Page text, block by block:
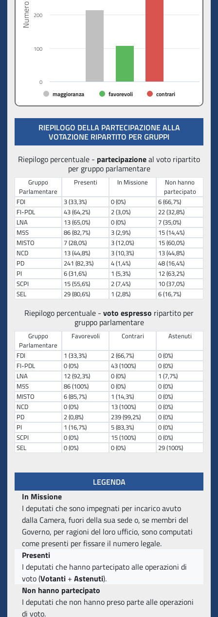
Numero
maggioranza favorevoli contrari
0
100
200
RIEPILOGO DELLA PARTECIPAZIONE ALLA
VOTAZIONE RIPARTITO PER GRUPPI
Riepilogo percentuale - partecipazioneal voto ripartito
per gruppo parlamentare
Gruppo
Parlamentare
Presenti In Missione
Non hanno
partecipato
FDI
3 (33,3%) 0 (0%)
6 (66,7%)
FI-PDL
43 (64,2%) 2 (3,0%)
22 (32,8%)
LNA
13 (65,0%) 0 (0%)
7 (35,0%)
M5S
86 (82,7%) 3 (2,9%)
15 (14,4%)
MISTO
7 (28,0%) 3 (12,0%)
15 (60,0%)
NCD
13 (44,8%) 3 (10,3%)
13 (44,8%)
PD
241 (82,3%) 4 (1,4%)
48 (16,4%)
PI
6 (31,6%) 1 (5,3%)
12 (63,2%)
SCPI
15 (55,6%) 2 (7,4%)
10 (37,0%)
SEL
29 (80,6%) 1 (2,8%) 6 (16,7%)
Riepilogo percentuale - voto espresso ripartito per
gruppo parlamentare
Gruppo
Parlamentare
Favorevoli Contrari
Astenuti
FDI
1 (33,3%) 2 (66,7%)
0 (0%)
FI-PDL
0 (0%) 43 (100%)
0 (0%)
LNA
12 (92,3%) 0 (0%)
1 (7,7%)
M5S
86 (100%) 0 (0%)
0 (0%)
MISTO
6 (85,7%) 1 (14,3%)
0 (0%)
NCD
0 (0%) 13 (100%)
0 (0%)
PD
2 (0,8%) 239 (99,2%)
0 (0%)
PI
1 (16,7%) 5 (83,3%)
0 (0%)
SCPI
0 (0%) 15 (100%)
0 (0%)
SEL
0 (0%) 0 (0%) 29 (100%)
LEGENDA
In Missione
I deputati che sono impegnati per incarico avuto
dalla Camera, fuori della sua sede o, se membri del
Governo, per ragioni del loro ufficio, sono computati
come presenti per fissare il numero legale.
Presenti
I deputati che hanno partecipato alle operazioni di
voto (Votanti + Astenuti).
Non hanno partecipato
I deputati che non hanno preso parte alle operazioni
di voto.